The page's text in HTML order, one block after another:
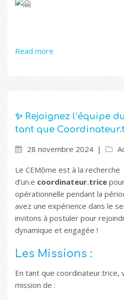
Read more
✨ Rejoignez l’équipe
tant que
28 novembre 2024
Le CEMôme est à la recherche
d’un.e coordinateur.trice
opérationnelle pendant la
avez une expérience dans le
invitons à postuler pour
dynamique et engagée !
Les Missions :
En tant que coordinateur.trice,
mission de :